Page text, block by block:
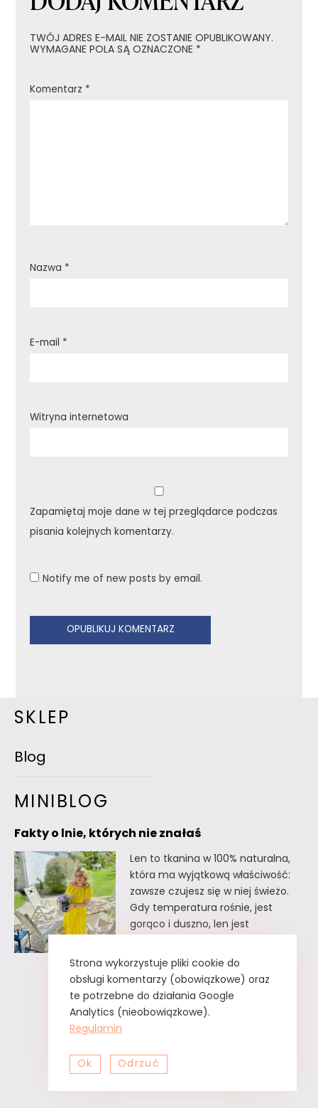
TWÓJ ADRES E-MAIL NIE ZOSTANIE OPUBLIKOWANY.
WYMAGANE POLA SĄ OZNACZONE *
Komentarz *
Nazwa *
E-mail *
Witryna internetowa
Zapamiętaj moje dane w tej przeglądarce podczas
pisania kolejnych komentarzy.
Notify me of new posts by email.
SKLEP
Blog
MINIBLOG
Fakty o lnie, których nie znałaś
Len to tkanina w 100% naturalna,
która ma wyjątkową właściwość:
zawsze czujesz się w niej świeżo.
Gdy temperatura rośnie, jest
gorąco i duszno, len jest
faktów o lnie, których
prawdopodobnie nie znałaś. Fakty
o lnie, których nie znałaś Lnu nie
trzeba prasować. Wystarczy tzw.
Czytaj dalej
Strona wykorzystuje pliki cookie do
obsługi komentarzy (obowiązkowe) oraz
te potrzebne do działania Google
Analytics (nieobowiązkowe).
Regulamin
Ok Odrzuć